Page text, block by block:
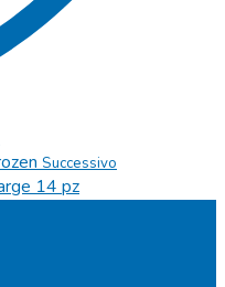
Successivo
14 pz